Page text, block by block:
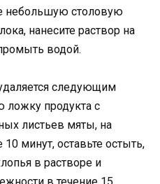
небольшую столовую
нанесите раствор на
водой.
следующим
ложку продукта с
листьев мяты, на
минут, оставьте остыть,
в растворе и